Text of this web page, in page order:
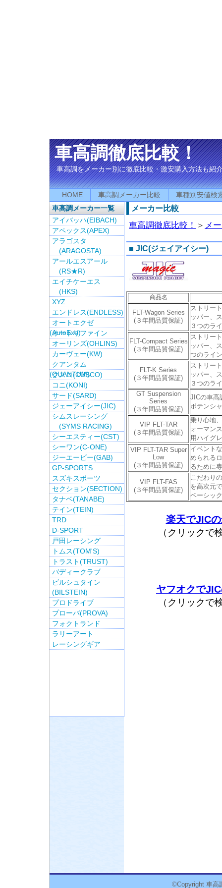
車高調徹底比較！
車高調をメーカー別に徹底比較・激安購入方法も紹
HOME 車高調メーカー比較 車種別安値検
メーカー比較
車高調徹底比較！ ＞ メ
■ JIC(ジェイアイシー)
商品名
FLT-Wagon Series
(３年間品質保証)
ストリー
ッパー、
３つのラ
FLT-Compact Series
(３年間品質保証)
ストリー
ッパー、
つのライ
FLT-K Series
(３年間品質保証)
ストリー
ッパー、
３つのラ
GT Suspension
Series
(３年間品質保証)
JICの車高
ポテンシ
VIP FLT-TAR
(３年間品質保証)
乗り心地
ォーマン
用ハイグ
VIP FLT-TAR Super
Low
(３年間品質保証)
イベント
められる
るために
VIP FLT-FAS
(３年間品質保証)
こだわり
を高次元
ベーシッ
楽天でJIC
（クリックで
ヤフオクで
（クリックで
車高調メーカー一覧
アイバッハ(EIBACH)
アペックス(APEX)
アラゴスタ
(ARAGOSTA)
アールエスアール
(RS★R)
エイチケーエス
(HKS)
XYZ
エンドレス(ENDLESS)
オートエクゼ
(AutoExe)
オートリファイン
オーリンズ(OHLINS)
カーヴェー(KW)
クアンタム
(QUANTUM)
クスコ(CUSCO)
コニ(KONI)
サード(SARD)
ジェーアイシー(JIC)
シムスレーシング
(SYMS RACING)
シーエスティー(CST)
シーワン(C-ONE)
ジーエービー(GAB)
GP-SPORTS
スズキスポーツ
セクション(SECTION)
タナベ(TANABE)
テイン(TEIN)
TRD
D-SPORT
戸田レーシング
トムス(TOM'S)
トラスト(TRUST)
バディークラブ
ビルシュタイン
(BILSTEIN)
プロドライブ
プローバ(PROVA)
フォクトランド
ラリーアート
レーシングギア
©Copyright 車高